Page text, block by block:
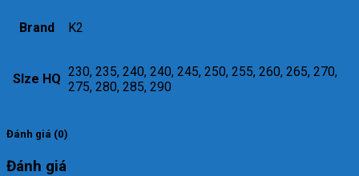
Brand K2
SIze HQ 230, 235, 240, 240, 245, 250, 255, 260, 265, 270,
275, 280, 285, 290
Đánh giá (0)
Đánh giá